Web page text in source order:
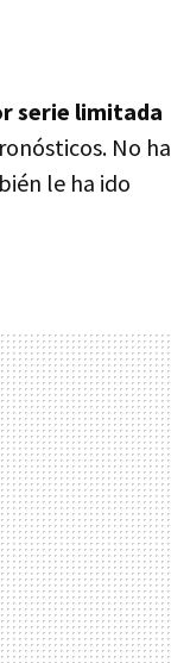
serie limitada
No ha
le ha ido